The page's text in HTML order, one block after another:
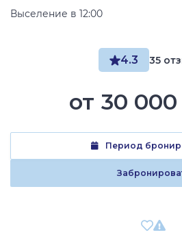
4.3 35
от 30
Период
Выселение в 12:00